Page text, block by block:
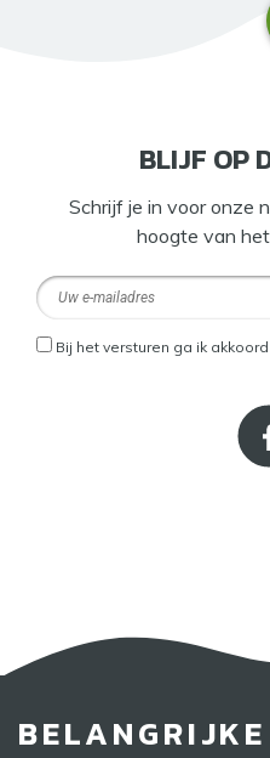
BLIJF OP
Schrijf je in voor onze
hoogte van
Bij het versturen ga ik